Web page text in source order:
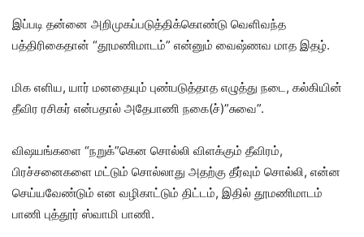
இப்படி தன்னை அறிமுகப்படுத்திக்கொண்டு வெளிவந்த
பத்திரிகைதான் “தூமணிமாடம்” என்னும் வைஷ்ணவ மாத இதழ்.
மிக எளிய, யார் மனதையும் புண்படுத்தாத எழுத்து நடை, கல்கியின்
தீவிர ரசிகர் என்பதால் அதேபாணி நகை(ச்)”சுவை”.
விஷயங்களை “நறுக்”கென சொல்லி விளக்கும் தீவிரம்,
பிரச்சனைகளை மட்டும் சொல்லாது அதற்கு தீர்வும் சொல்லி, என்ன
செய்யவேண்டும் என வழிகாட்டும் திட்டம், இதில் தூமணிமாடம்
பாணி புத்தூர் ஸ்வாமி பாணி.